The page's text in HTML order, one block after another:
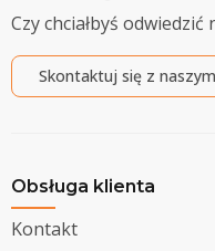
Czy chciałbyś odwiedzić
Skontaktuj się z
Obsługa klienta
Kontakt